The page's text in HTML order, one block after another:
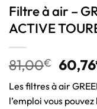
Filtre à air –
ACTIVE
81,00€ 60,76
Les filtres à air
l’emploi vous